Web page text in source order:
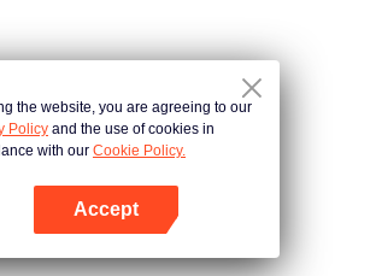
黑楼惊魂
我是卧底
the website, you are agreeing to our
Policy and the use of cookies in
with our Cookie Policy.
Accept